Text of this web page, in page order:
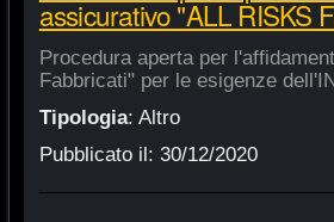
assicurativo "ALL RISKS
Procedura aperta per
Fabbricati" per le esigenze
Tipologia: Altro
Pubblicato il: 30/12/2020